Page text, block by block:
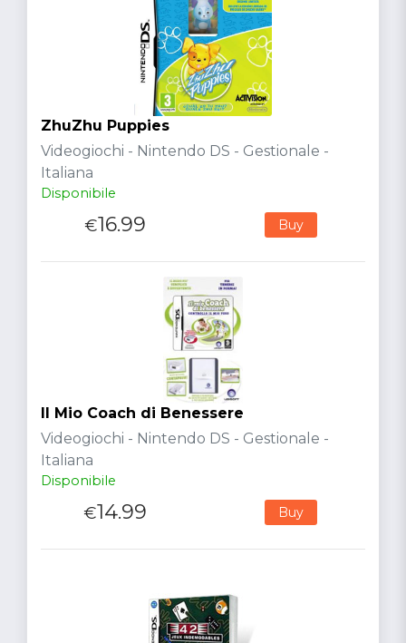
ZhuZhu Puppies
Videogiochi - Nintendo DS - Gestionale -
Italiana
Disponibile
€16.99 Buy
Il Mio Coach di Benessere
Videogiochi - Nintendo DS - Gestionale -
Italiana
Disponibile
€14.99 Buy